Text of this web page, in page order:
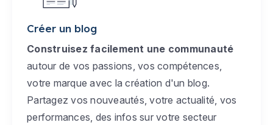
Créer un blog
Construisez facilement une communauté
autour de vos passions, vos compétences,
votre marque avec la création d'un blog.
Partagez vos nouveautés, votre actualité, vos
performances, des infos sur votre secteur